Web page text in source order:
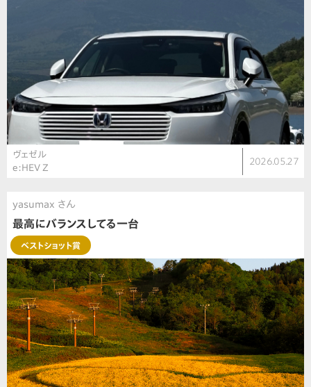
ヴェゼル
e:HEV Z
2026.05.27
yasumax さん
最高にバランスしてる一台
ベストショット賞